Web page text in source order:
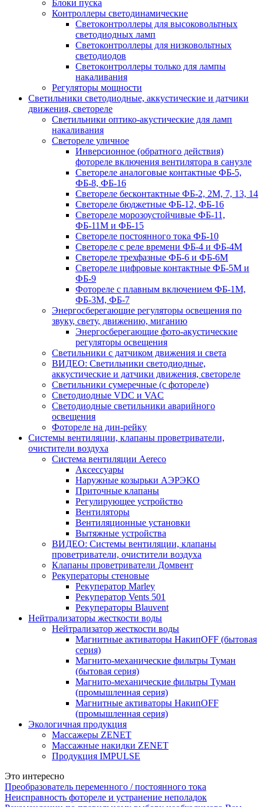
Блоки пуска
Контроллеры светодинамические
Светоконтроллеры для высоковольтных
светодиодных ламп
Светоконтроллеры для низковольтных
светодиодов
Светоконтроллеры только для лампы
накаливания
Регуляторы мощности
Светильники светодиодные, аккустические и датчики
движения, светореле
Светильники оптико-акустические для ламп
накаливания
Светореле уличное
Инверсионное (обратного действия)
фотореле включения вентилятора в санузле
Светореле аналоговые контактные ФБ-5,
ФБ-8, ФБ-16
Светореле бесконтактные ФБ-2, 2М, 7, 13, 14
Светореле бюджетные ФБ-12, ФБ-16
Светореле морозоустойчивые ФБ-11,
ФБ-11М и ФБ-15
Светореле постоянного тока ФБ-10
Светореле с реле времени ФБ-4 и ФБ-4М
Светореле трехфазные ФБ-6 и ФБ-6М
Светореле цифровые контактные ФБ-5М и
ФБ-9
Фотореле с плавным включением ФБ-1М,
ФБ-3М, ФБ-7
Энергосберегающие регуляторы освещения по
звуку, свету, движению, миганию
Энергосберегающие фото-акустические
регуляторы освещения
Светильники с датчиком движения и света
ВИДЕО: Светильники светодиодные,
аккустические и датчики движения, светореле
Светильники сумеречные (с фотореле)
Светодиодные VDC и VAC
Светодиодные светильники аварийного
освещения
Фотореле на дин-рейку
Системы вентиляции, клапаны проветриватели,
очистители воздуха
Система вентиляции Aereco
Аксессуары
Наружные козырьки АЭРЭКО
Приточные клапаны
Регулирующее устройство
Вентиляторы
Вентиляционные установки
Вытяжные устройства
ВИДЕО: Системы вентиляции, клапаны
проветриватели, очистители воздуха
Клапаны проветриватели Домвент
Рекуператоры стеновые
Рекуператор Marley
Рекуператор Vents 501
Рекуператоры Blauvent
Нейтрализаторы жесткости воды
Нейтрализатор жесткости воды
Магнитные активаторы НакипOFF (бытовая
серия)
Магнито-механические фильтры Туман
(бытовая серия)
Магнито-механические фильтры Туман
(промышленная серия)
Магнитные активаторы НакипOFF
(промышленная серия)
Экологичная продукция
Массажеры ZENET
Массажные накидки ZENET
Продукция IMPULSE
Это интересно
Преобразователь переменного / постоянного тока
Неисправность фотореле и устранение неполадок